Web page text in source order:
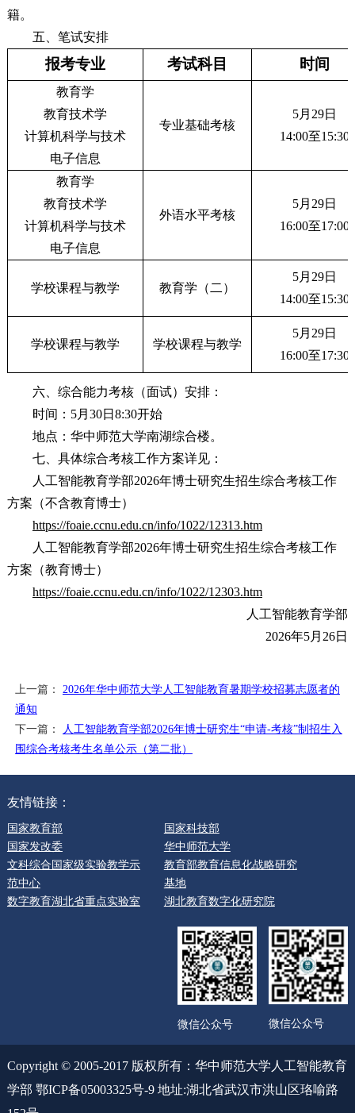
籍。
五、笔试安排
报考专业 考试科目 时间
教育学
教育技术学
计算机科学与技术
电子信息
专业基础考核
5月29日
14:00至15:30
教育学
教育技术学
计算机科学与技术
电子信息
外语水平考核
5月29日
16:00至17:00
学校课程与教学 教育学（二）
5月29日
14:00至15:30
学校课程与教学 学校课程与教学
5月29日
16:00至17:30
六、综合能力考核（面试）安排：
时间：5月30日8:30开始
地点：华中师范大学南湖综合楼。
七、具体综合考核工作方案详见：
人工智能教育学部2026年博士研究生招生综合考核工作
方案（不含教育博士）
https://foaie.ccnu.edu.cn/info/1022/12313.htm
人工智能教育学部2026年博士研究生招生综合考核工作
方案（教育博士）
https://foaie.ccnu.edu.cn/info/1022/12303.htm
人工智能教育学部
2026年5月26日
上一篇： 2026年华中师范大学人工智能教育暑期学校招募志愿者的
通知
下一篇：
人工智能教育学部2026年博士研究生“申请-考核”制招生入
围综合考核考生名单公示（第二批）
友情链接：
国家教育部
国家科技部
国家发改委
华中师范大学
文科综合国家级实验教学示
范中心
教育部教育信息化战略研究
基地
数字教育湖北省重点实验室
湖北教育数字化研究院
微信公众号 微信公众号
Copyright © 2005-2017 版权所有：华中师范大学人工智能教育
学部 鄂ICP备05003325号-9 地址:湖北省武汉市洪山区珞喻路